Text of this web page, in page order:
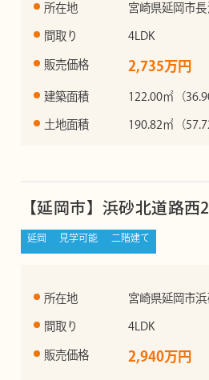
所在地 宮崎県延岡市
間取り 4LDK
販売価格 2,735万円
建築面積 122.00㎡（
土地面積 190.82㎡（
【延岡市】浜砂北道路西
延岡 見学可能 二階建て
所在地 宮崎県延岡市
間取り 4LDK
販売価格 2,940万円